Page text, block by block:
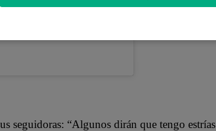
seguidoras: “Algunos dirán que tengo